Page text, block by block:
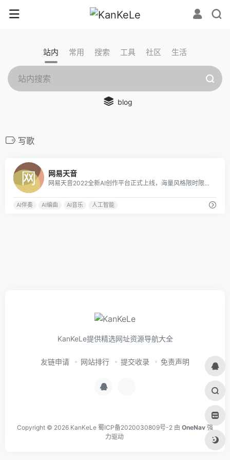
站内 常用 搜索 工具 社区 生活
blog
写歌
网易天音
网易天音2022全新AI创作平台正式上线，海量风格限时限免；一键渲染，点亮你的音乐天赋！
AI伴奏 AI编曲 AI音乐 人工智能
KanKeLe提供精选网址资源导航大全
友链申请 网站排行 提交收录 免责声明
Copyright © 2026 KanKeLe 蜀ICP备2020030809号-2 由 OneNav 强
力驱动